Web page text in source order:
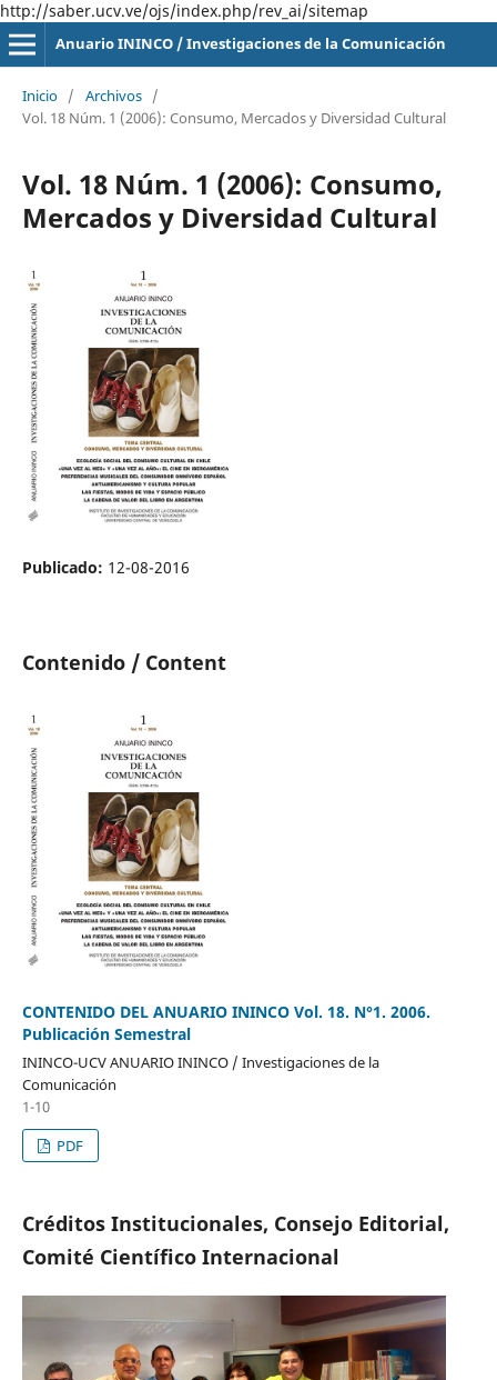
http://saber.ucv.ve/ojs/index.php/rev_ai/sitemap
Anuario ININCO / Investigaciones de la Comunicación
Inicio / Archivos /
Vol. 18 Núm. 1 (2006): Consumo, Mercados y Diversidad Cultural
Vol. 18 Núm. 1 (2006): Consumo,
Mercados y Diversidad Cultural
Publicado: 12-08-2016
Contenido / Content
CONTENIDO DEL ANUARIO ININCO Vol. 18. N°1. 2006.
Publicación Semestral
ININCO-UCV ANUARIO ININCO / Investigaciones de la
Comunicación
1-10
PDF
Créditos Institucionales, Consejo Editorial,
Comité Científico Internacional